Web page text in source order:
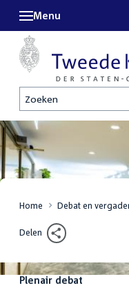
Zoeken
Menu
Home Debat en
Delen
Plenair debat